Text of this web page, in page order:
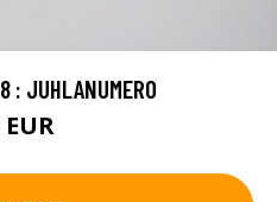
: JUHLANUMERO
EUR